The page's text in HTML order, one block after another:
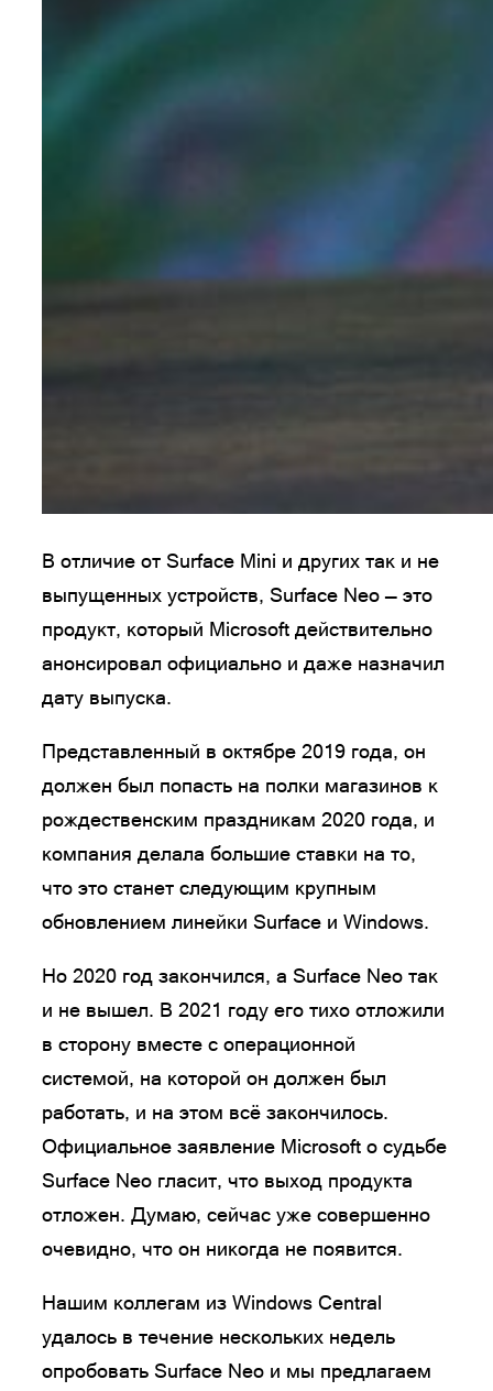
В отличие от Surface Mini и других так и не
выпущенных устройств, Surface Neo — это
продукт, который Microsoft действительно
анонсировал официально и даже назначил
дату выпуска.
Представленный в октябре 2019 года, он
должен был попасть на полки магазинов к
рождественским праздникам 2020 года, и
компания делала большие ставки на то,
что это станет следующим крупным
обновлением линейки Surface и Windows.
Но 2020 год закончился, а Surface Neo так
и не вышел. В 2021 году его тихо отложили
в сторону вместе с операционной
системой, на которой он должен был
работать, и на этом всё закончилось.
Официальное заявление Microsoft о судьбе
Surface Neo гласит, что выход продукта
отложен. Думаю, сейчас уже совершенно
очевидно, что он никогда не появится.
Нашим коллегам из Windows Central
удалось в течение нескольких недель
опробовать Surface Neo и мы предлагаем